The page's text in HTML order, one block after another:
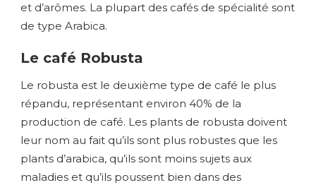
et d’arômes. La plupart des cafés de spécialité sont
de type Arabica.
Le café Robusta
Le robusta est le deuxième type de café le plus
répandu, représentant environ 40% de la
production de café. Les plants de robusta doivent
leur nom au fait qu’ils sont plus robustes que les
plants d’arabica, qu’ils sont moins sujets aux
maladies et qu’ils poussent bien dans des